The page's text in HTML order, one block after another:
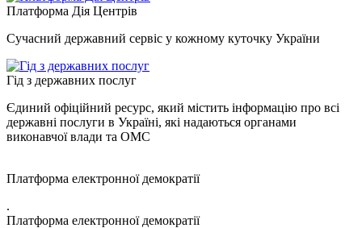
Платформа Дія Центрів
Сучасний державний сервіс у кожному куточку України
Гід з державних послуг
Єдиний офіційний ресурс, який містить інформацію про всі
державні послуги в Україні, які надаються органами
виконавчої влади та ОМС
Платформа електронної демократії
.
Платформа електронної демократії